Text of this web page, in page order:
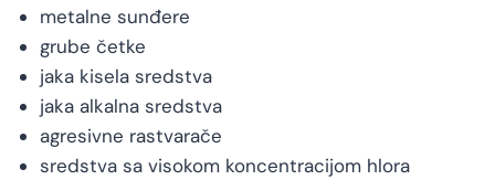
metalne sunđere
grube četke
jaka kisela sredstva
jaka alkalna sredstva
agresivne rastvarače
sredstva sa visokom koncentracijom hlora